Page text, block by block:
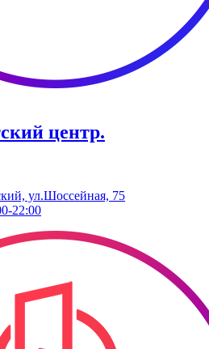
центр.
ул.Шоссейная, 75
22:00